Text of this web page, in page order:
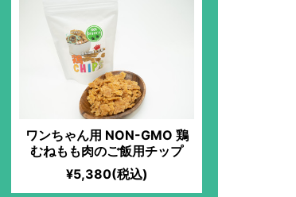
ワンちゃん用 NON-GMO 鶏
むねもも肉のご飯用チップ
¥5,380(税込)